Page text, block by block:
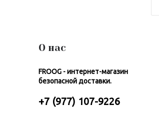
О нас
FROOG - интернет-магазин
безопасной доставки.
+7 (977) 107-9226